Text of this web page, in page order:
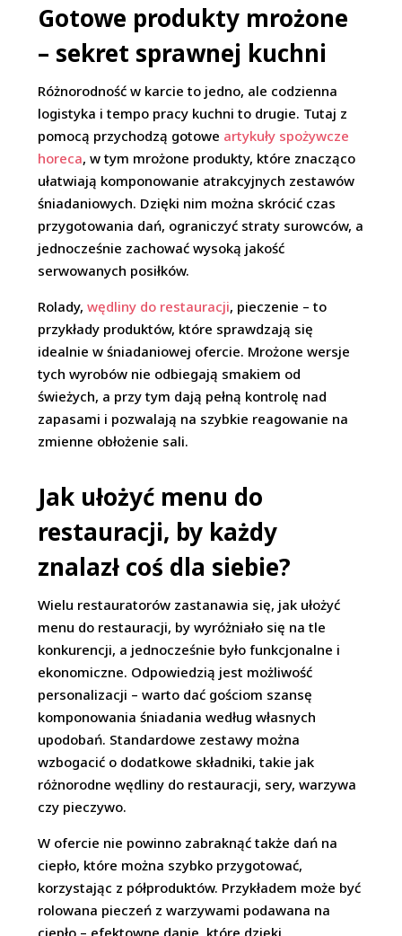
Gotowe produkty mrożone
– sekret sprawnej kuchni
Różnorodność w karcie to jedno, ale codzienna
logistyka i tempo pracy kuchni to drugie. Tutaj z
pomocą przychodzą gotowe artykuły spożywcze
horeca, w tym mrożone produkty, które znacząco
ułatwiają komponowanie atrakcyjnych zestawów
śniadaniowych. Dzięki nim można skrócić czas
przygotowania dań, ograniczyć straty surowców, a
jednocześnie zachować wysoką jakość
serwowanych posiłków.
Rolady,wędliny do restauracji, pieczenie – to
przykłady produktów, które sprawdzają się
idealnie w śniadaniowej ofercie. Mrożone wersje
tych wyrobów nie odbiegają smakiem od
świeżych, a przy tym dają pełną kontrolę nad
zapasami i pozwalają na szybkie reagowanie na
zmienne obłożenie sali.
Jak ułożyć menu do
restauracji, by każdy
znalazł coś dla siebie?
Wielu restauratorów zastanawia się, jak ułożyć
menu do restauracji, by wyróżniało się na tle
konkurencji, a jednocześnie było funkcjonalne i
ekonomiczne. Odpowiedzią jest możliwość
personalizacji – warto dać gościom szansę
komponowania śniadania według własnych
upodobań. Standardowe zestawy można
wzbogacić o dodatkowe składniki, takie jak
różnorodne wędliny do restauracji, sery, warzywa
czy pieczywo.
W ofercie nie powinno zabraknąć także dań na
ciepło, które można szybko przygotować,
korzystając z półproduktów. Przykładem może być
rolowana pieczeń z warzywami podawana na
ciepło – efektowne danie, które dzięki